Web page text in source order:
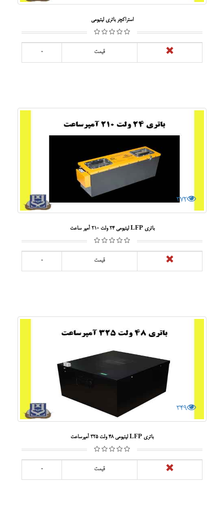
استراکچر باتری لیتیومی
قیمت 0
372
باتری LFP لیتیومی 24 ولت 210 آمپر ساعت
قیمت 0
349
باتری LFP لیتیومی 48 ولت 325 آمپرساعت
قیمت 0